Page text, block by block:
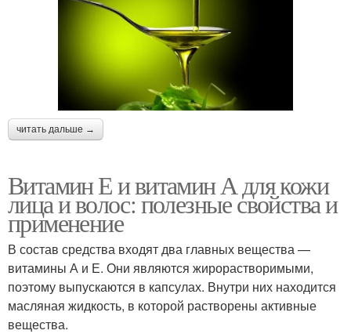
читать дальше →
Витамин Е и витамин А для кожи
лица и волос: полезные свойства и
применение
В состав средства входят два главных вещества —
витамины А и Е. Они являются жирорастворимыми,
поэтому выпускаются в капсулах. Внутри них находится
масляная жидкость, в которой растворены активные
вещества.